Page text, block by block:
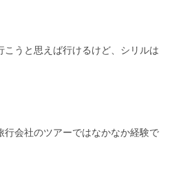
こうと思えば行けるけど、シリルは
行会社のツアーではなかなか経験で